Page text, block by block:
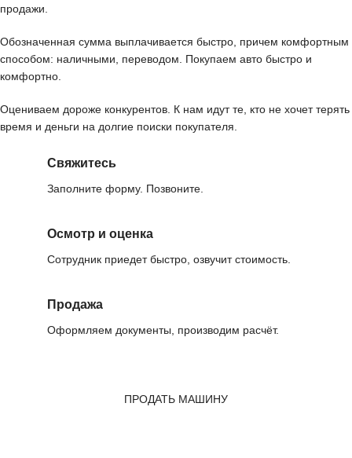
продажи.
Обозначенная сумма выплачивается быстро, причем комфортным
способом: наличными, переводом. Покупаем авто быстро и
комфортно.
Оцениваем дороже конкурентов. К нам идут те, кто не хочет терять
время и деньги на долгие поиски покупателя.
Свяжитесь
Заполните форму. Позвоните.
Осмотр и оценка
Сотрудник приедет быстро, озвучит стоимость.
Продажа
Оформляем документы, производим расчёт.
ПРОДАТЬ МАШИНУ